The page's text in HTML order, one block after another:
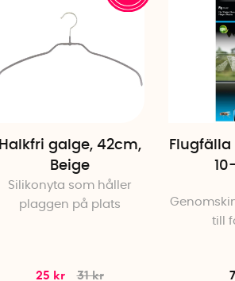
Halkfri galge, 42cm,
Beige
Silikonyta som håller
plaggen på plats
25 kr
31 kr
till